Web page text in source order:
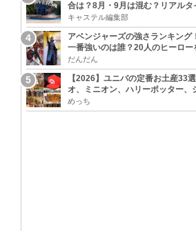
合は？8月・9月は混む？リアルタ
時間アプリも
キャステル編集部
アベンジャーズの強さランキング
一番強いのは誰？20人のヒーロー
だんだん
【2026】ユニバの定番お土産33
オ、ミニオン、ハリーポッター、
ックパーク、セサミ、SINGなどの
報
めっち